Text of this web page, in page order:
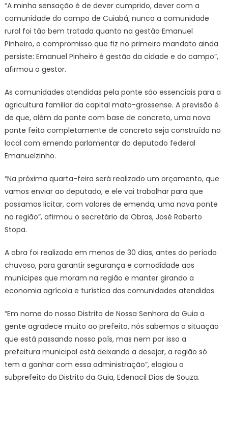
“A minha sensação é de dever cumprido, dever com a
comunidade do campo de Cuiabá, nunca a comunidade
rural foi tão bem tratada quanto na gestão Emanuel
Pinheiro, o compromisso que fiz no primeiro mandato ainda
persiste: Emanuel Pinheiro é gestão da cidade e do campo”,
afirmou o gestor.
As comunidades atendidas pela ponte são essenciais para a
agricultura familiar da capital mato-grossense. A previsão é
de que, além da ponte com base de concreto, uma nova
ponte feita completamente de concreto seja construída no
local com emenda parlamentar do deputado federal
Emanuelzinho.
“Na próxima quarta-feira será realizado um orçamento, que
vamos enviar ao deputado, e ele vai trabalhar para que
possamos licitar, com valores de emenda, uma nova ponte
na região”, afirmou o secretário de Obras, José Roberto
Stopa.
A obra foi realizada em menos de 30 dias, antes do período
chuvoso, para garantir segurança e comodidade aos
munícipes que moram na região e manter girando a
economia agrícola e turística das comunidades atendidas.
“Em nome do nosso Distrito de Nossa Senhora da Guia a
gente agradece muito ao prefeito, nós sabemos a situação
que está passando nosso país, mas nem por isso a
prefeitura municipal está deixando a desejar, a região só
tem a ganhar com essa administração”, elogiou o
subprefeito do Distrito da Guia, Edenacil Dias de Souza.